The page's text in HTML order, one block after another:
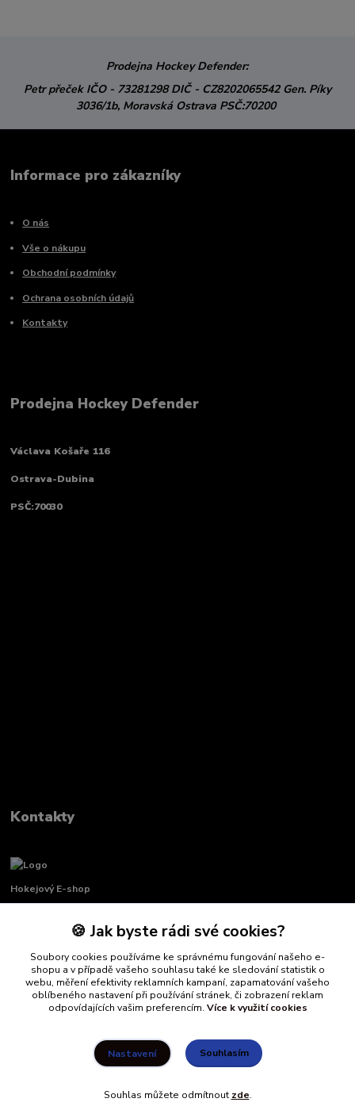
Prodejna Hockey Defender:
Petr přeček IČO - 73281298DIČ - CZ8202065542 Gen. Píky
3036/1b, Moravská Ostrava PSČ:70200
Informace pro zákazníky
O nás
Vše o nákupu
Obchodní podmínky
Ochrana osobních údajů
Kontakty
Prodejna Hockey Defender
Václava Košaře 116
Ostrava-Dubina
PSČ:70030
Kontakty
Hokejový E-shop
Renata Křenková
+420 739 339 689
Po-Pá, 8:00-16:00 pauza 11:00-13:00
info@hockeydefender.cz
Vytvořeno na Eshop-rychle.cz
🍪 Jak byste rádi své cookies?
Soubory cookies používáme ke správnému fungování našeho e-
shopu a v případě vašeho souhlasu také ke sledování statistik o
webu, měření efektivity reklamních kampaní, zapamatování vašeho
oblíbeného nastavení při používání stránek, či zobrazení reklam
odpovídajících vašim preferencím. Více k využití cookies
Nastavení Souhlasím
Souhlas můžete odmítnout zde.